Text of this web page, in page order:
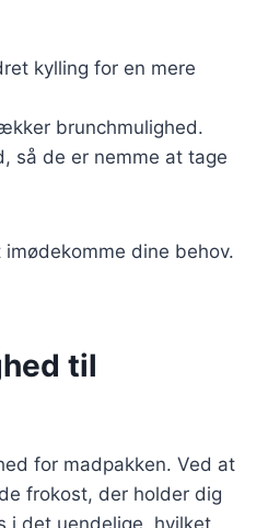
kylling for en mere
brunchmulighed.
så de er nemme at tage
dine behov.
til
for madpakken. Ved at
frokost, der holder dig
i det uendelige, hvilket